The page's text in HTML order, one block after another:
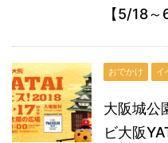
【5/18～
おでかけ イ
大阪城公
ビ大阪